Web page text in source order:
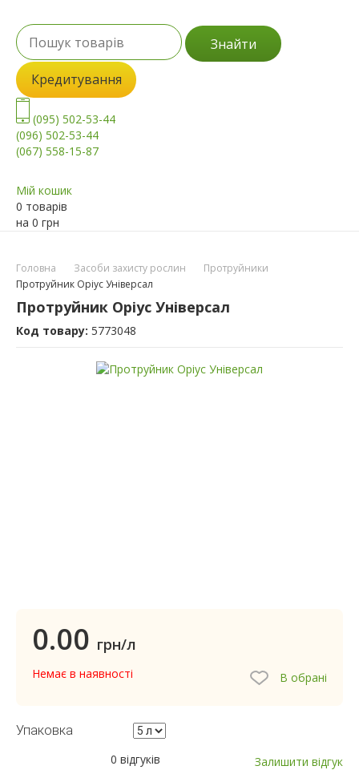
Знайти
Кредитування
(095) 502-53-44
(096) 502-53-44
(067) 558-15-87
Мій кошик
0 товарів
на 0 грн
Головна Засоби захисту рослин
Протруйники
Протруйник Оріус Універсал
Протруйник Оріус Універсал
Код товару: 5773048
0.00 грн/л
Немає в наявності В обрані
Упаковка
0 відгуків
Залишити відгук